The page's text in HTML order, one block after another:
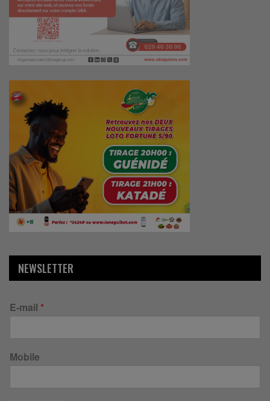
NEWSLETTER
E-mail *
Mobile